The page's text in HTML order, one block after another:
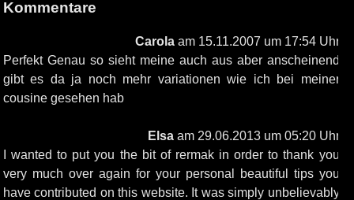
Kommentare
Carolaam 15.11.2007 um 17:54 Uhr
Perfekt Genau so sieht meine auch aus aber anscheinend
gibt es da ja noch mehr variationen wie ich bei meiner
cousine gesehen hab
Elsaam 29.06.2013 um 05:20 Uhr
I wanted to put you the bit of rermak in order to thank you
very much over again for your personal beautiful tips you
have contributed on this website. It was simply unbelievably